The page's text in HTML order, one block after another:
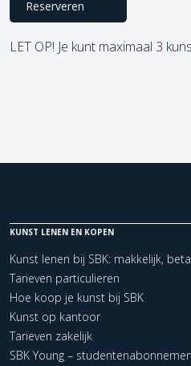
Reserveren
LET OP! Je kunt maximaal 3
KUNST LENEN EN KOPEN
Kunst lenen bij SBK: makkelijk,
Tarieven particulieren
Hoe koop je kunst bij SBK
Kunst op kantoor
Tarieven zakelijk
SBK Young –